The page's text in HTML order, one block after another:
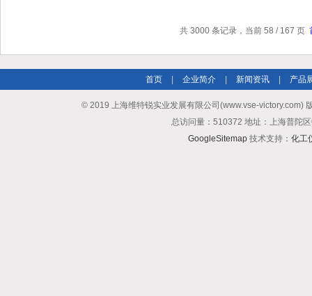
共 3000 条记录，当前 58 / 167 页
首页 企业简介 新闻资讯 产品
© 2019 上海维特锐实业发展有限公司(www.vse-victory.com)
总访问量：510372 地址：上海普陀
GoogleSitemap 技术支持： 化工